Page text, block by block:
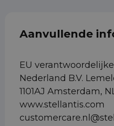
Aanvullende
EU
Nederland B.V.
1101AJ Amsterdam,
www.stellantis.com